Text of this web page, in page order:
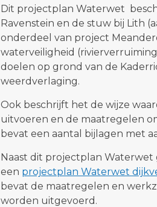
Dit projectplan Waterwet
Ravenstein en de stuw bij Lith
onderdeel van project
waterveiligheid
doelen op grond van de
weerdverlaging.
Ook beschrijft het de wijze
uitvoeren en de maatregelen
bevat een aantal bijlagen met
Naast dit projectplan Waterwet
een projectplan Waterwet
bevat de maatregelen en
worden uitgevoerd.